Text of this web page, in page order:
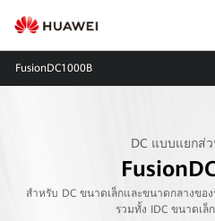
FusionDC1000B
DC แบบแยกส่
สําหรับ DC ขนาดเล็กและขนาดกลางขอ
รวมทั้ง IDC ขนาดเล็